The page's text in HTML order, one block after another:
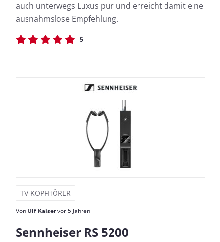
auch unterwegs Luxus pur und erreicht damit eine
ausnahmslose Empfehlung.
5
TV-KOPFHÖRER
Von Ulf Kaiservor 5 Jahren
Sennheiser RS 5200